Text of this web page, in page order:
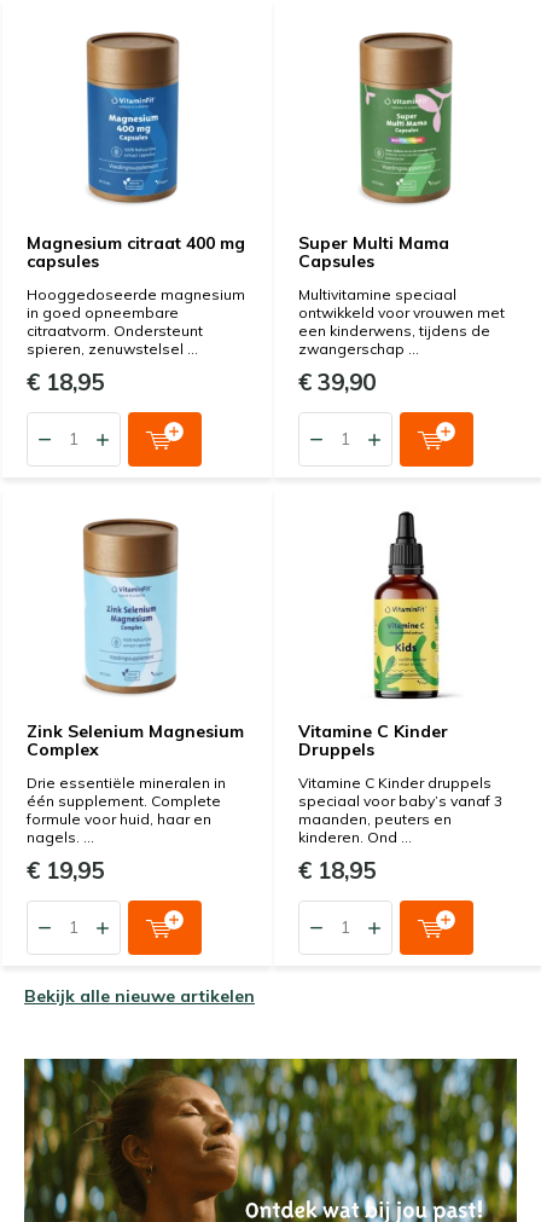
Magnesium citraat 400 mg
capsules
Hooggedoseerde magnesium
in goed opneembare
citraatvorm. Ondersteunt
spieren, zenuwstelsel ...
€ 18,95
Super Multi Mama
Capsules
Multivitamine speciaal
ontwikkeld voor vrouwen met
een kinderwens, tijdens de
zwangerschap ...
€ 39,90
Zink Selenium Magnesium
Complex
Drie essentiële mineralen in
één supplement. Complete
formule voor huid, haar en
nagels. ...
€ 19,95
Vitamine C Kinder
Druppels
Vitamine C Kinder druppels
speciaal voor baby’s vanaf 3
maanden, peuters en
kinderen. Ond ...
€ 18,95
Bekijk alle nieuwe artikelen